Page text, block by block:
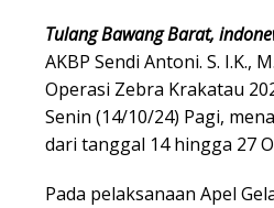
Tulang Bawang Barat,
AKBP Sendi Antoni. S. I.K.,
Operasi Zebra Krakatau
Senin (14/10/24) Pagi,
dari tanggal 14 hingga 27
Pada pelaksanaan Apel